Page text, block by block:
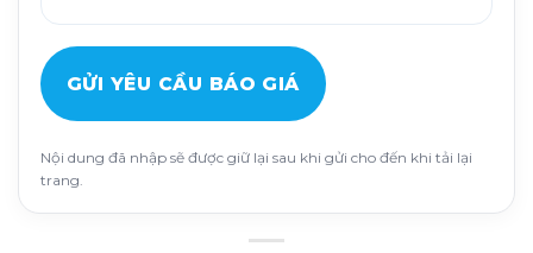
GỬI YÊU CẦU BÁO GIÁ
Nội dung đã nhập sẽ được giữ lại sau khi gửi cho đến khi tải lại
trang.